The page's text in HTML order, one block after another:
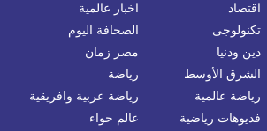
اقتصاد
اخبار عالمية
تكنولوجى
الصحافة اليوم
دين ودنيا
مصر زمان
الشرق الأوسط
رياضة
رياضة عالمية
رياضة عربية وافريقية
فديوهات رياضية عالم حواء